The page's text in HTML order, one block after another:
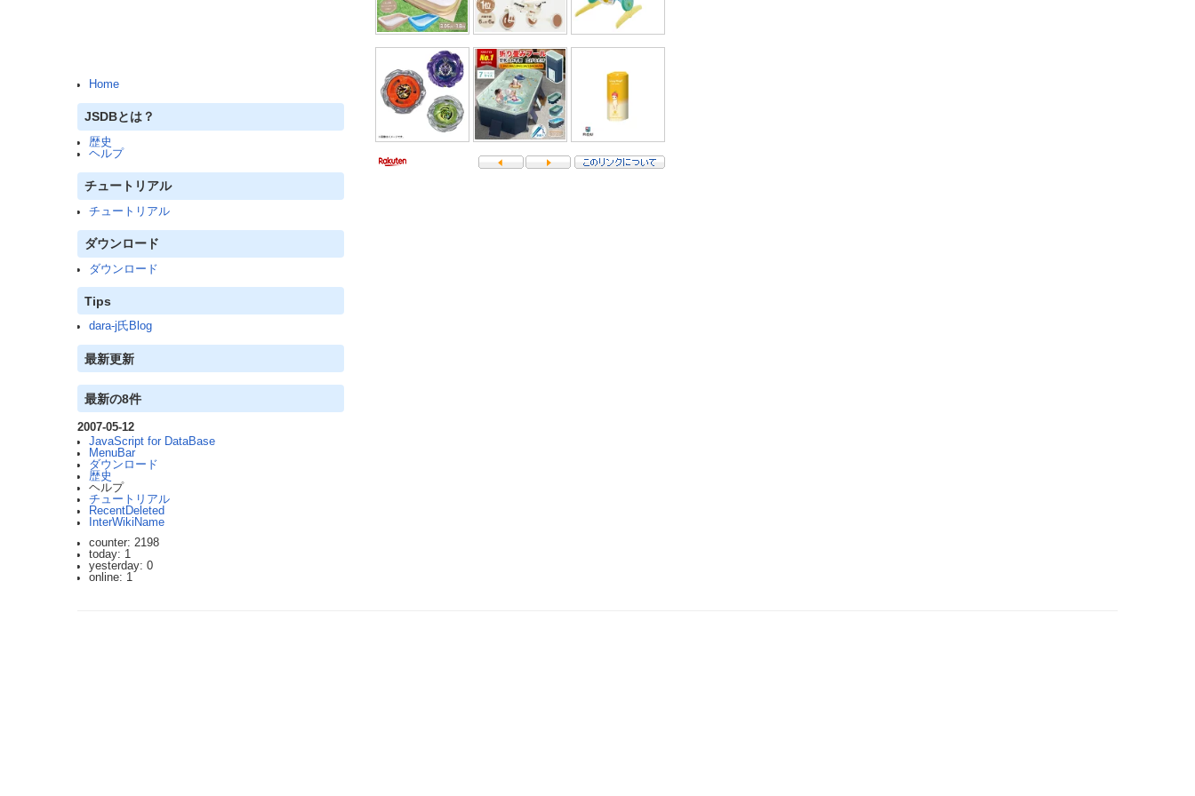
Home
JSDBとは？
歴史
ヘルプ
チュートリアル
チュートリアル
ダウンロード
ダウンロード
Tips
dara-j氏Blog
最新更新
最新の8件
2007-05-12
JavaScript for DataBase
MenuBar
ダウンロード
歴史
ヘルプ
チュートリアル
RecentDeleted
InterWikiName
counter: 2198
today: 1
yesterday: 0
online: 1